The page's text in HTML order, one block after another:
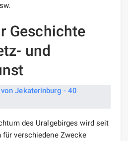
Geschichte
und
des Uralgebirges wird seit
verschiedene Zwecke